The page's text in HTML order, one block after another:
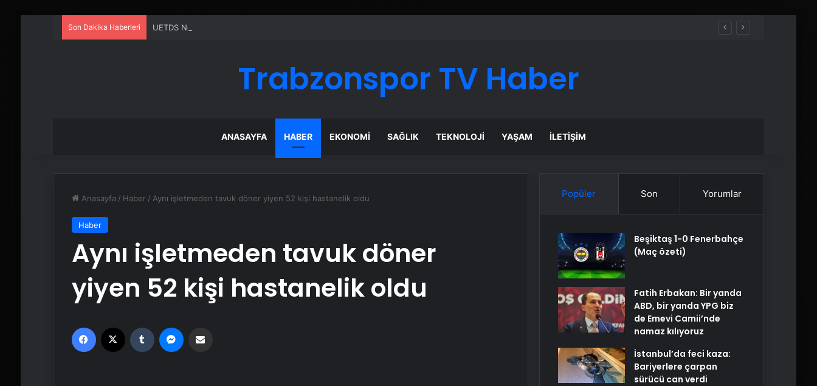
Son Dakika Haberleri UETDS Nedir ? Uetds.com İle Akıllı Dijital Taşımacılık Yazılımı
Trabzonspor TV Haber
ANASAYFA HABER EKONOMI SAĞLIK TEKNOLOJI YAŞAM İLETIŞIM
Anasayfa / Haber / Aynı işletmeden tavuk döner yiyen 52 kişi hastanelik oldu
Haber
Aynı işletmeden tavuk döner
yiyen 52 kişi hastanelik oldu
Facebook Tumblr
Popüler Son Yorumlar
Beşiktaş 1-0 Fenerbahçe
(Maç özeti)
Fatih Erbakan: Bir yanda
ABD, bir yanda YPG biz
de Emevi Camii’nde
namaz kılıyoruz
İstanbul’da feci kaza:
Bariyerlere çarpan
sürücü can verdi